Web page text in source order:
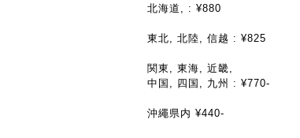
北海道, : ¥880
東北, 北陸, 信越 : ¥825
関東, 東海, 近畿,
中国, 四国, 九州 : ¥770-
沖繩県内 ¥440-